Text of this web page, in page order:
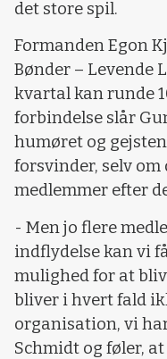
det store spil.
Formanden Egon
Bønder – Levende
kvartal kan runde
forbindelse slår
humøret og
forsvinder, selv
medlemmer efter
- Men jo flere
indflydelse kan vi
mulighed for at
bliver i hvert fald
organisation, vi
Schmidt og føler,